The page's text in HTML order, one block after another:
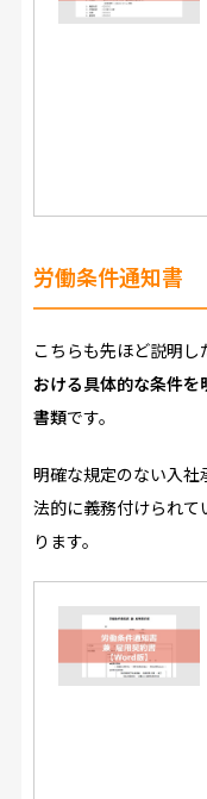
労働条件通知書
こちらも先ほど説明し
おける具体的な条件
書類です。
明確な規定のない入
法的に義務付けられ
ります。